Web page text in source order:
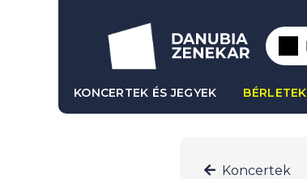
KONCERTEK ÉS JEGYEK BÉRLETEK
Koncertek